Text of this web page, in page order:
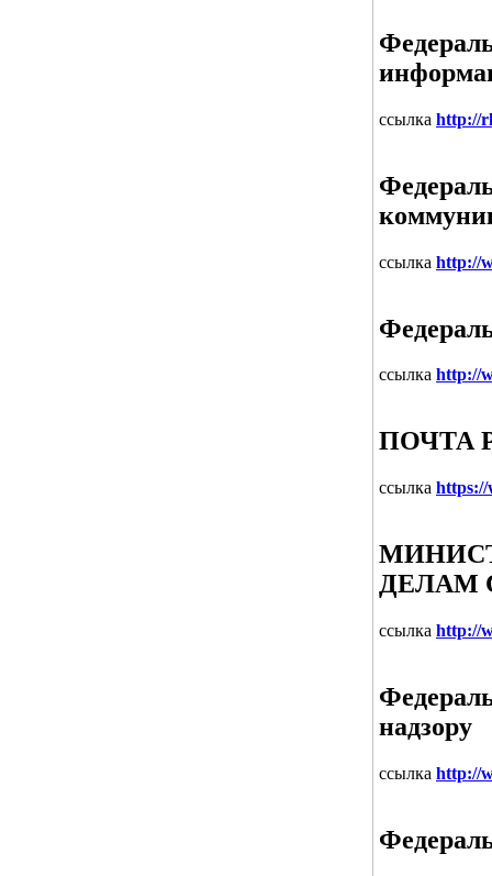
ссылка http://
ссылка http://
ссылка http://
ПОЧТА
ссылка
ДЕЛАМ
ссылка http://
надзору
ссылка http://